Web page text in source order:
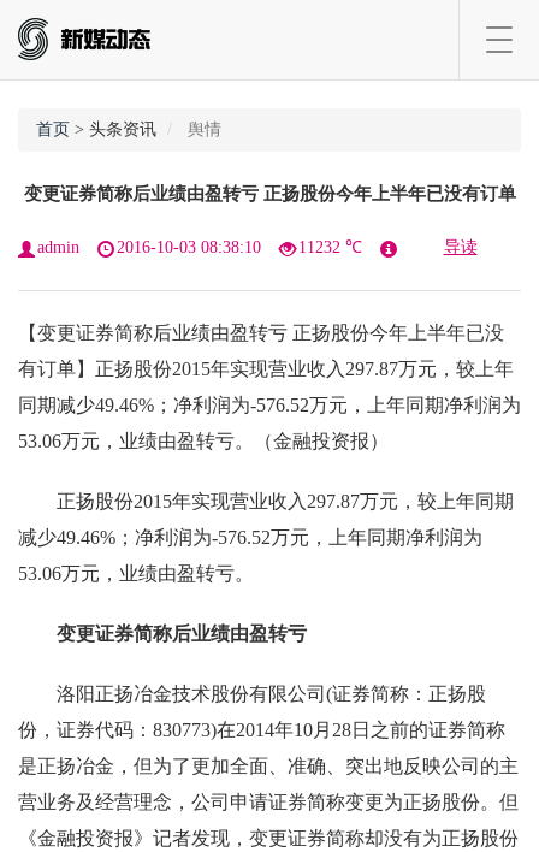
首页 > 头条资讯 舆情
变更证券简称后业绩由盈转亏 正扬股份今年上半年已没有订单
admin 2016-10-03 08:38:10 11232 ℃ 导读
【变更证券简称后业绩由盈转亏 正扬股份今年上半年已没
有订单】正扬股份2015年实现营业收入297.87万元，较上年
同期减少49.46%；净利润为-576.52万元，上年同期净利润为
53.06万元，业绩由盈转亏。（金融投资报）
正扬股份2015年实现营业收入297.87万元，较上年同期
减少49.46%；净利润为-576.52万元，上年同期净利润为
53.06万元，业绩由盈转亏。
变更证券简称后业绩由盈转亏
洛阳正扬冶金技术股份有限公司(证券简称：正扬股
份，证券代码：830773)在2014年10月28日之前的证券简称
是正扬冶金，但为了更加全面、准确、突出地反映公司的主
营业务及经营理念，公司申请证券简称变更为正扬股份。但
《金融投资报》记者发现，变更证券简称却没有为正扬股份